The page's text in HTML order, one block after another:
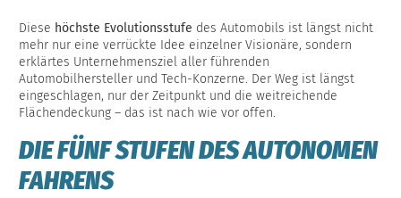
Diese höchste Evolutionsstufe des Automobils ist längst nicht
mehr nur eine verrückte Idee einzelner Visionäre, sondern
erklärtes Unternehmensziel aller führenden
Automobilhersteller und Tech-Konzerne. Der Weg ist längst
eingeschlagen, nur der Zeitpunkt und die weitreichende
Flächendeckung – das ist nach wie vor offen.
DIE FÜNF STUFEN DES AUTONOMEN
FAHRENS